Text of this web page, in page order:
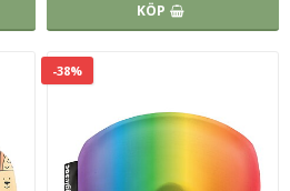
KÖP
-38%